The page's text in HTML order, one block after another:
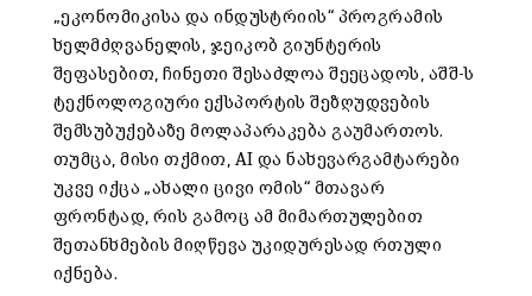
„ეკონომიკისა და ინდუსტრიის“ პროგრამის
ხელმძღვანელის, ჯეიკობ გიუნტერის
შეფასებით, ჩინეთი შესაძლოა შეეცადოს, აშშ-ს
ტექნოლოგიური ექსპორტის შეზღუდვების
შემსუბუქებაზე მოლაპარაკება გაუმართოს.
თუმცა, მისი თქმით, AI და ნახევარგამტარები
უკვე იქცა „ახალი ცივი ომის“ მთავარ
ფრონტად, რის გამოც ამ მიმართულებით
შეთანხმების მიღწევა უკიდურესად რთული
იქნება.